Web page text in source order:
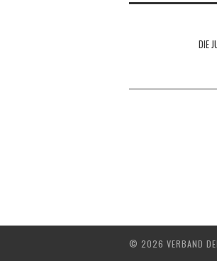
NavigationDIE
© 2026 VERBAND